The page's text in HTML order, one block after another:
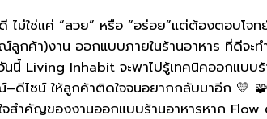
ไม่ใช่แค่ “สวย” หรือ “อร่อย”แต่ต้องตอบโ
ลูกค้า)งาน ออกแบบภายในร้านอาหาร ที่ดีจะ
นนี้ Living Inhabit จะพาไปรู้เทคนิคออกแบ
ดีไซน์ ให้ลูกค้าติดใจจนอยากกลับมาอีก 💛
จสำคัญของงานออกแบบร้านอาหารหาก